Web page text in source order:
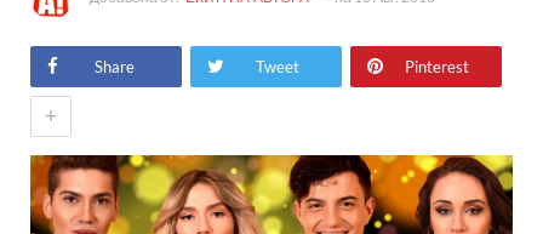
Share Tweet Pinterest
+